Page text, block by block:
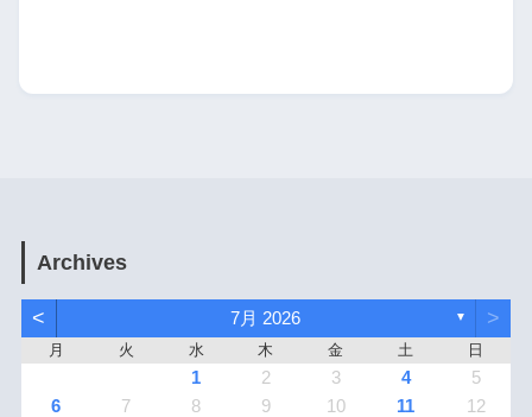
Archives
< 7月 2026 ▼ >
月 火 水 木 金 土 日
1 2 3 4
5
6
7 8 9 10 11
12